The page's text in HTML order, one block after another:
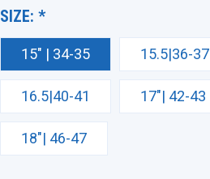
SIZE: *
15" | 34-35 15.5|36-37
16.5|40-41 17"| 42-43
18"| 46-47